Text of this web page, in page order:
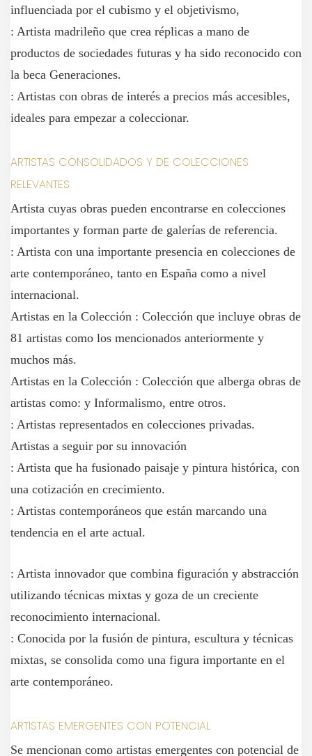
influenciada por el cubismo y el objetivismo,
: Artista madrileño que crea réplicas a mano de
productos de sociedades futuras y ha sido reconocido con
la beca Generaciones.
: Artistas con obras de interés a precios más accesibles,
ideales para empezar a coleccionar.
ARTISTAS CONSOLIDADOS Y DE COLECCIONES
RELEVANTES
Artista cuyas obras pueden encontrarse en colecciones
importantes y forman parte de galerías de referencia.
: Artista con una importante presencia en colecciones de
arte contemporáneo, tanto en España como a nivel
internacional.
Artistas en la Colección : Colección que incluye obras de
81 artistas como los mencionados anteriormente y
muchos más.
Artistas en la Colección : Colección que alberga obras de
artistas como: y Informalismo, entre otros.
: Artistas representados en colecciones privadas.
Artistas a seguir por su innovación
: Artista que ha fusionado paisaje y pintura histórica, con
una cotización en crecimiento.
: Artistas contemporáneos que están marcando una
tendencia en el arte actual.
: Artista innovador que combina figuración y abstracción
utilizando técnicas mixtas y goza de un creciente
reconocimiento internacional.
: Conocida por la fusión de pintura, escultura y técnicas
mixtas, se consolida como una figura importante en el
arte contemporáneo.
ARTISTAS EMERGENTES CON POTENCIAL
Se mencionan como artistas emergentes con potencial de